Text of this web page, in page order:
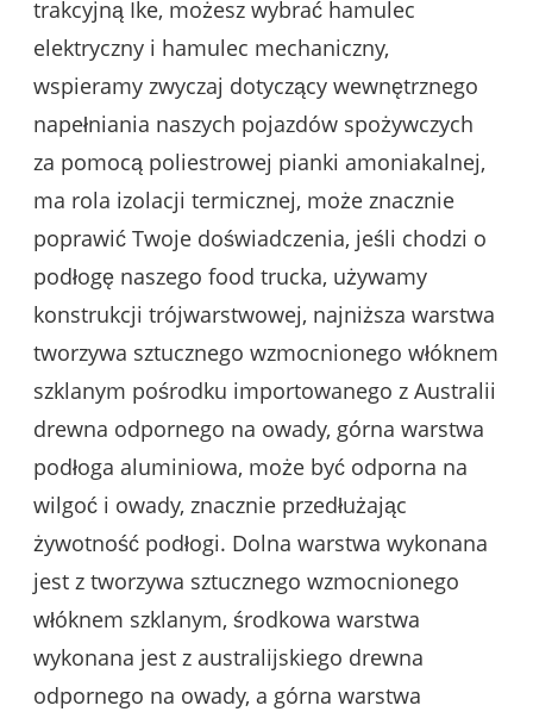
trakcyjną Ike, możesz wybrać hamulec
elektryczny i hamulec mechaniczny,
wspieramy zwyczaj dotyczący wewnętrznego
napełniania naszych pojazdów spożywczych
za pomocą poliestrowej pianki amoniakalnej,
ma rola izolacji termicznej, może znacznie
poprawić Twoje doświadczenia, jeśli chodzi o
podłogę naszego food trucka, używamy
konstrukcji trójwarstwowej, najniższa warstwa
tworzywa sztucznego wzmocnionego włóknem
szklanym pośrodku importowanego z Australii
drewna odpornego na owady, górna warstwa
podłoga aluminiowa, może być odporna na
wilgoć i owady, znacznie przedłużając
żywotność podłogi. Dolna warstwa wykonana
jest z tworzywa sztucznego wzmocnionego
włóknem szklanym, środkowa warstwa
wykonana jest z australijskiego drewna
odpornego na owady, a górna warstwa